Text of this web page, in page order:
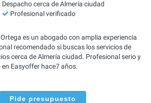
Despacho cerca de Almería ciudad
Profesional verificado
es un abogado con amplia experiencia
recomendado si buscas los servicios de
cerca de Almería ciudad. Profesional serio y
Easyoffer hace7 años.
Pide presupuesto